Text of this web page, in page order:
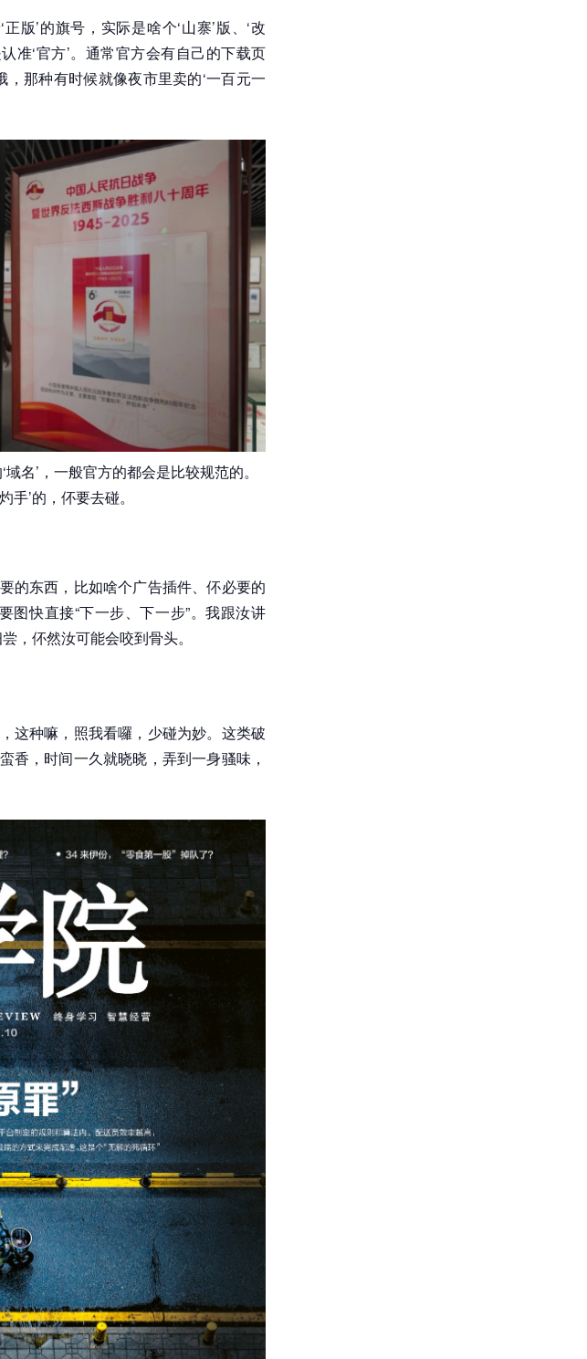
版’的旗号，实际是啥个‘山寨’版、‘改
准‘官方’。通常官方会有自己的下载页
那种有时候就像夜市里卖的‘一百元一
名’，一般官方的都会是比较规范的。
手’的，伓要去碰。
的东西，比如啥个广告插件、伓必要的
图快直接“下一步、下一步”。我跟汝讲
，伓然汝可能会咬到骨头。
这种嘛，照我看囉，少碰为妙。这类破
香，时间一久就晓晓，弄到一身骚味，